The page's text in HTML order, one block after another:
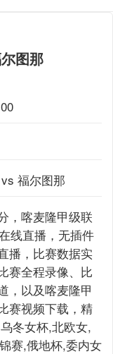
图那
福尔图那
，喀麦隆甲级联
线直播，无插件
播，比赛数据实
赛全程录像、比
，以及喀麦隆甲
赛视频下载，精
冬女杯,北欧女,
赛,俄地杯,委内女